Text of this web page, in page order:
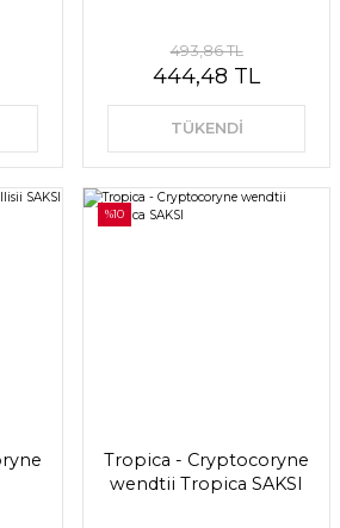
493,86 TL
444,48 TL
TÜKENDİ
%10
Tropica - Cryptocoryne
wendtii Tropica SAKSI